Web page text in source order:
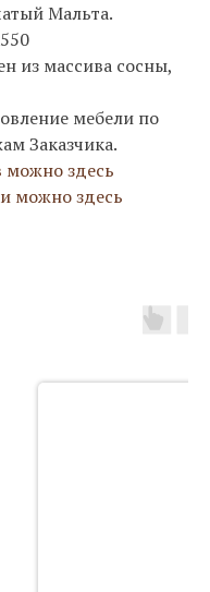
Мальта.
из массива сосны,
мебели по
Заказчика.
можно здесь
можно здесь